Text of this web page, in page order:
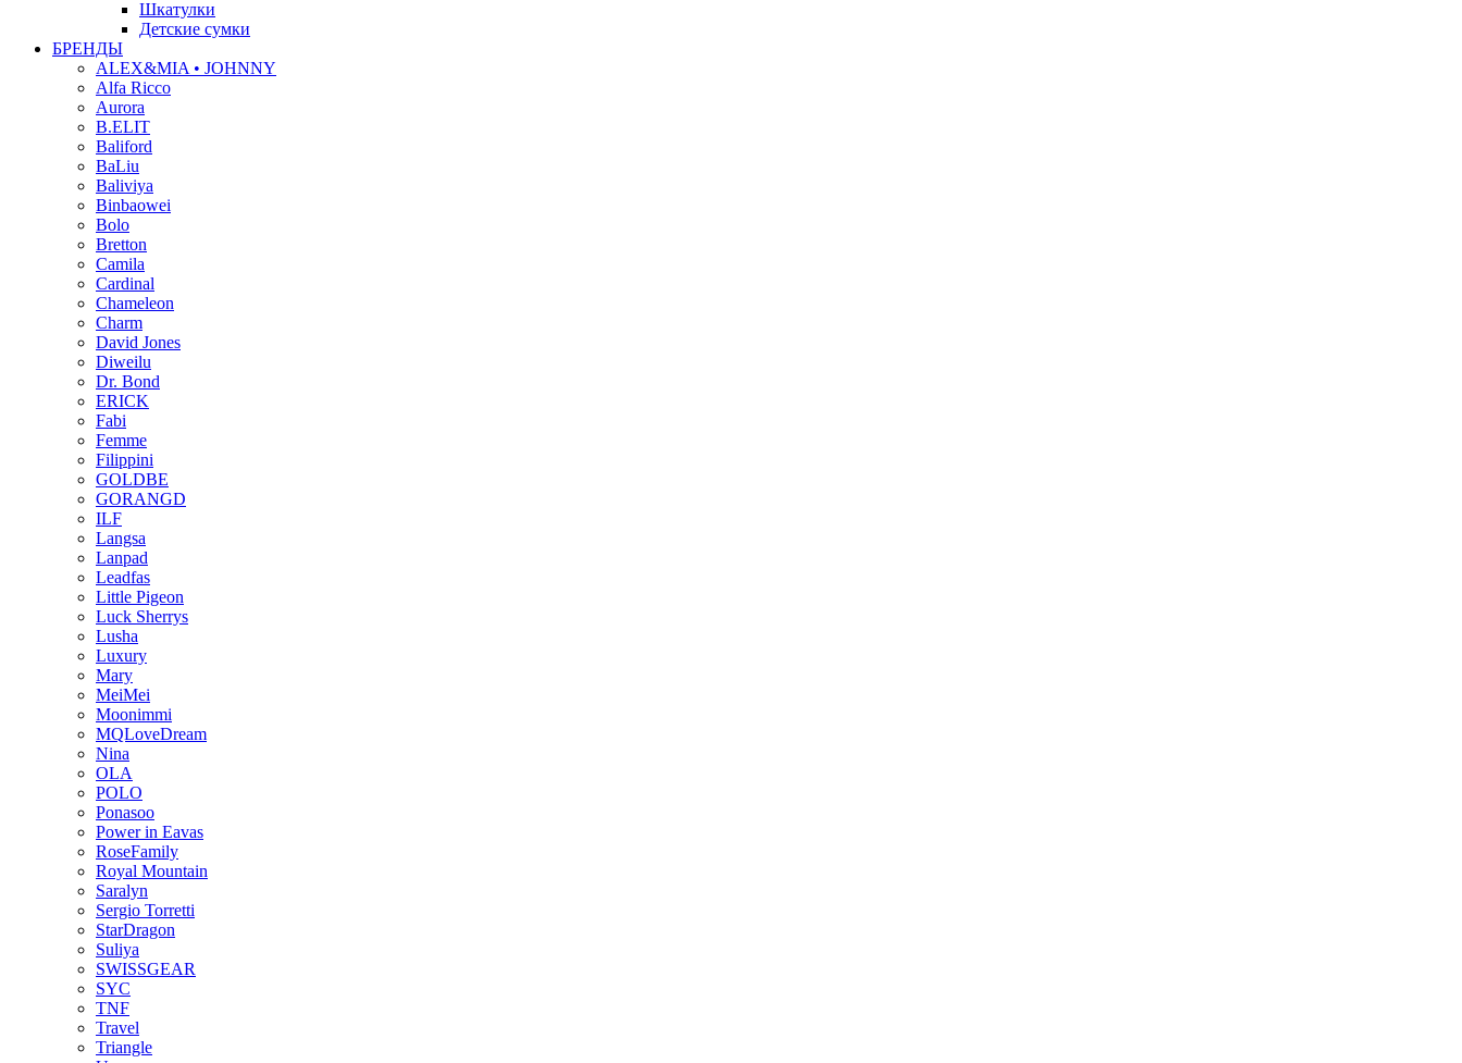
Шкатулки
Детские сумки
БРЕНДЫ
ALEX&MIA • JOHNNY
Alfa Ricco
Aurora
B.ELIT
Baliford
BaLiu
Baliviya
Binbaowei
Bolo
Bretton
Camila
Cardinal
Chameleon
Charm
David Jones
Diweilu
Dr. Bond
ERICK
Fabi
Femme
Filippini
GOLDBE
GORANGD
ILF
Langsa
Lanpad
Leadfas
Little Pigeon
Luck Sherrys
Lusha
Luxury
Mary
MeiMei
Moonimmi
MQLoveDream
Nina
OLA
POLO
Ponasoo
Power in Eavas
RoseFamily
Royal Mountain
Saralyn
Sergio Torretti
StarDragon
Suliya
SWISSGEAR
SYC
TNF
Travel
Triangle